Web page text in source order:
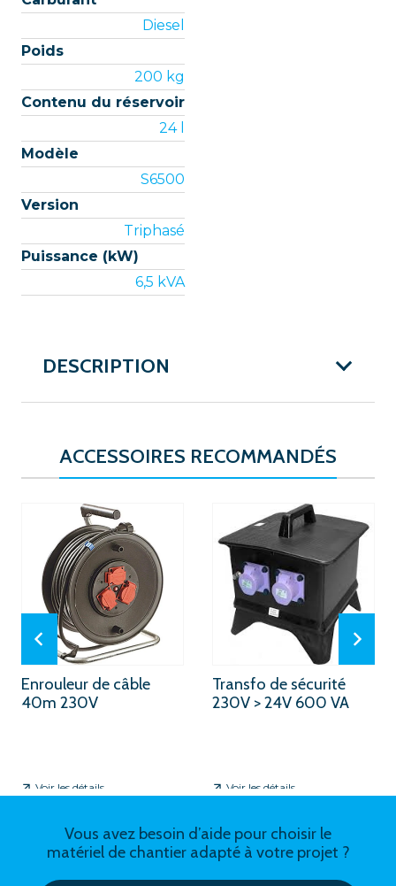
Diesel
Poids
200 kg
Contenu du réservoir
24 l
Modèle
S6500
Version
Triphasé
Puissance (kW)
6,5 kVA
DESCRIPTION
ACCESSOIRES RECOMMANDÉS
Enrouleur de câble
40m 230V
Voir les détails
Transfo de sécurité
230V > 24V 600 VA
Voir les détails
Vous avez besoin d’aide pour choisir le
matériel de chantier adapté à votre projet ?